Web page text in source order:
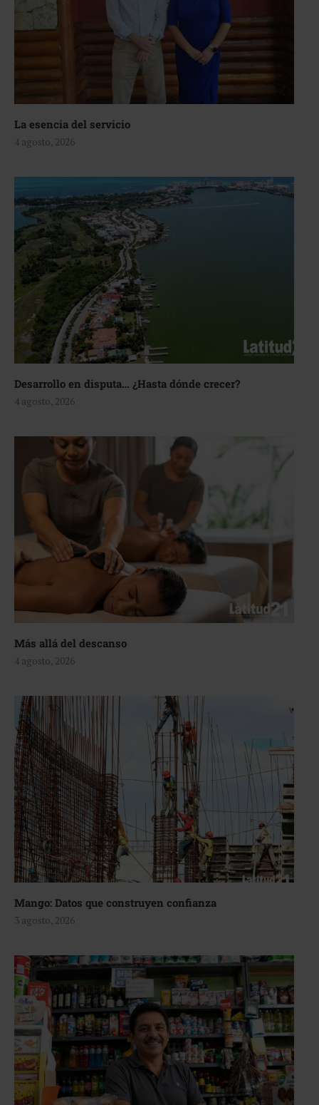
La esencia del servicio
4 agosto, 2026
Desarrollo en disputa… ¿Hasta dónde crecer?
4 agosto, 2026
Más allá del descanso
4 agosto, 2026
Mango: Datos que construyen confianza
3 agosto, 2026